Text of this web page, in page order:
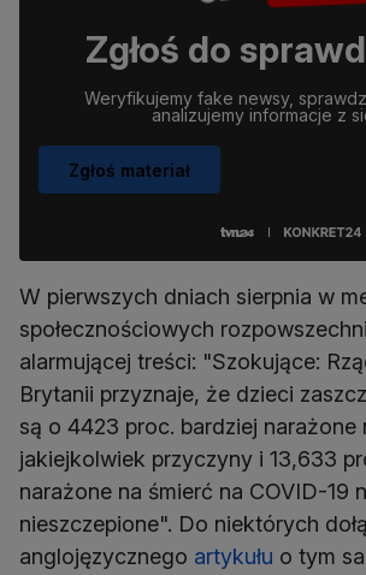
Zgłoś do
Weryfikujemy fake newsy,
analizujemy informacje z
Zgłoś materiał
W pierwszych dniach sierpnia w
społecznościowych
alarmującej treści: "Szokujące:
Brytanii przyznaje, że dzieci
są o 4423 proc. bardziej narażone
jakiejkolwiek przyczyny i 13,633
narażone na śmierć na COVID-19
nieszczepione". Do niektórych
anglojęzycznego artykułu o tym